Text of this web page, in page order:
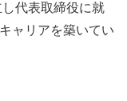
代表取締役に就
ャリアを築いてい